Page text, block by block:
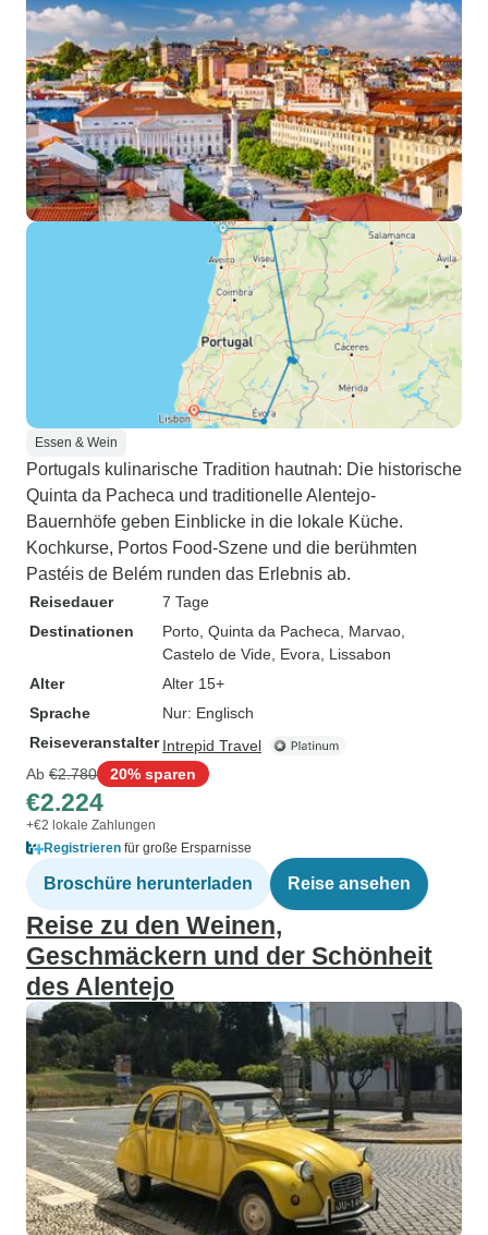
Essen & Wein
Portugals kulinarische Tradition hautnah: Die historische
Quinta da Pacheca und traditionelle Alentejo-
Bauernhöfe geben Einblicke in die lokale Küche.
Kochkurse, Portos Food-Szene und die berühmten
Pastéis de Belém runden das Erlebnis ab.
Reisedauer
7 Tage
Destinationen
Porto , Quinta da Pacheca , Marvao
Castelo de Vide , Evora , Lissabon
Alter
Alter 15+
Sprache
Nur: Englisch
Reiseveranstalter Intrepid Travel
Ab €2.780 20% sparen
€2.224
+€2 lokale Zahlungen
Registrieren für große Ersparnisse
Broschüre herunterladen Reise ansehen
Reise zu den Weinen,
Geschmäckern und der Schönheit
des Alentejo